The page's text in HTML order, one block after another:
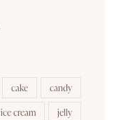
cake
candy
ice cream
jelly